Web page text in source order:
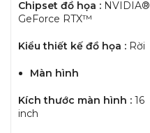
Chipset đồ họa : NVIDIA®
GeForce RTX™
Kiểu thiết kế đồ họa : Rời
Màn hình
Kích thước màn hình : 16
inch